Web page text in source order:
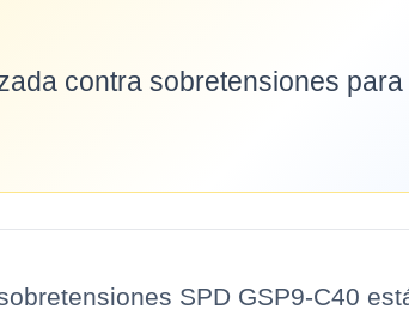
contra sobretensiones
SPD GSP9-C40